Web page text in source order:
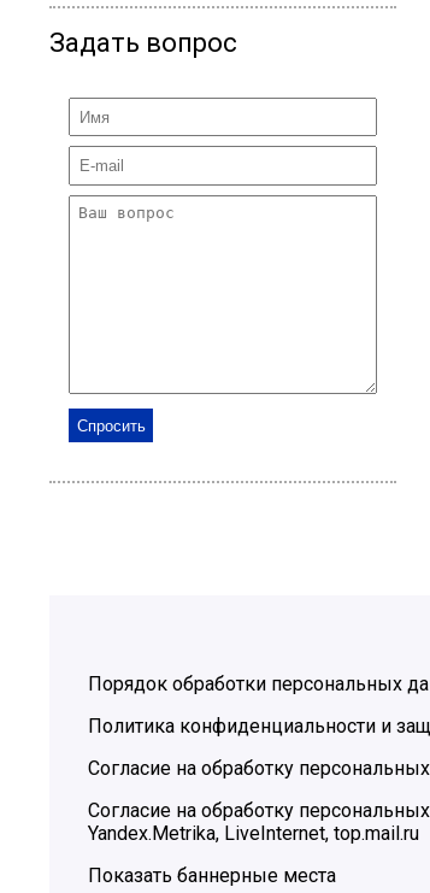
Задать вопрос
Порядок обработки персональных
Политика конфиденциальности и
Согласие на обработку
Согласие на обработку
Yandex.Metrika, LiveInternet, top.mail.ru
Показать баннерные места